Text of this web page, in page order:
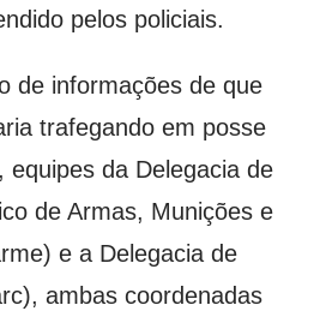
pelos policiais.
de informações de que
trafegando em posse
equipes da Delegacia de
de Armas, Munições e
e a Delegacia de
ambas coordenadas